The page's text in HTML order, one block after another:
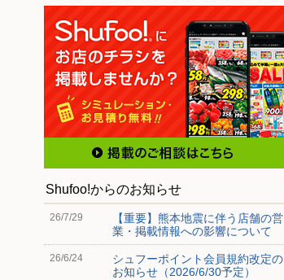
Shufoo!からのお知らせ
26/7/29
【重要】熊本地震に伴う店舗の営
業・掲載情報への影響について
26/6/24
シュフーポイント会員規約改定の
お知らせ（2026/6/30予定）